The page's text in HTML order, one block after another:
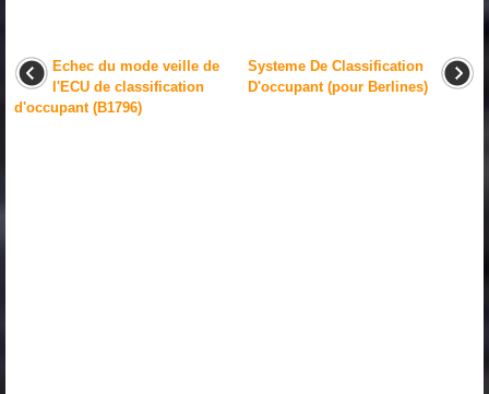
Echec du mode veille de
l'ECU de classification
d'occupant (B1796)
Systeme De Classification
D'occupant (pour Berlines)